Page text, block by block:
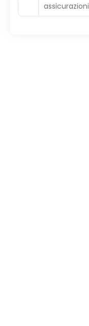
assicurazioni